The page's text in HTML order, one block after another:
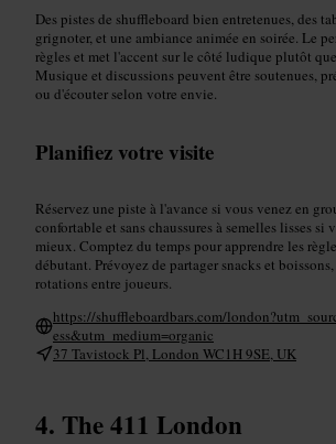
Des pistes de shuffleboard bien entretenues, des
grignoter, et une ambiance animée en soirée. Le
règles et met l'accent sur le côté ludique plutôt
Musique et discussions peuvent être soutenues,
ou d'écouter selon votre envie.
Planifiez votre visite
Réservez une piste à l'avance si vous venez en
confortable et sans chaussures à semelles lisses si
mieux. Comptez du temps pour apprendre les
débutant. Prévoyez de partager snacks et
rotations entre joueurs.
https://shuffleboardbars.com/
ess&utm_medium=organic
37 Tavistock Pl, London WC1H 9SE, UK
The 411 London